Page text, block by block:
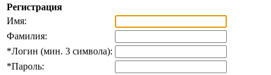
Регистрация
Имя:
Фамилия:
*Логин (мин. 3 символа):
*Пароль: